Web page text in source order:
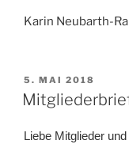
Karin Neubarth-
VERÖFFENTLICHT
AM
5. MAI 2018
Liebe Mitglieder